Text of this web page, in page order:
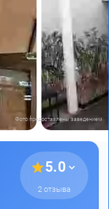
Фото предоставлены заведением
5.0
2 отзыва